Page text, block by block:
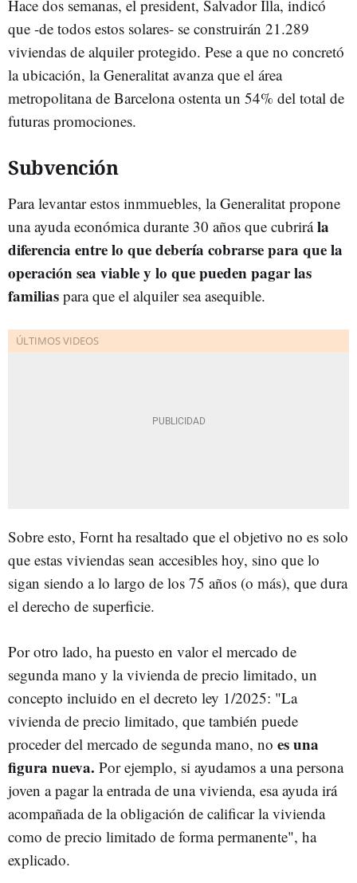
Hace dos semanas, el president, Salvador Illa, indicó
que -de todos estos solares- se construirán 21.289
viviendas de alquiler protegido. Pese a que no concretó
la ubicación, la Generalitat avanza que el área
metropolitana de Barcelona ostenta un 54% del total de
futuras promociones.
Subvención
Para levantar estos inmmuebles, la Generalitat propone
una ayuda económica durante 30 años que cubrirála
diferencia entre lo que debería cobrarse para que la
operación sea viable y lo que pueden pagar las
familias para que el alquiler sea asequible.
Sobre esto, Fornt ha resaltado que el objetivo no es solo
que estas viviendas sean accesibles hoy, sino que lo
sigan siendo a lo largo de los 75 años (o más), que dura
el derecho de superficie.
Por otro lado, ha puesto en valor el mercado de
segunda mano y la vivienda de precio limitado, un
concepto incluido en el decreto ley 1/2025: "La
vivienda de precio limitado, que también puede
proceder del mercado de segunda mano, no es una
figura nueva. Por ejemplo, si ayudamos a una persona
joven a pagar la entrada de una vivienda, esa ayuda irá
acompañada de la obligación de calificar la vivienda
como de precio limitado de forma permanente", ha
explicado.